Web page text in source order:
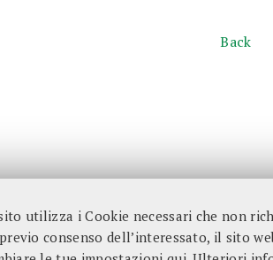
utilizza i Cookie necessari che non
consenso dell’interessato, il sito
Back
Vergata